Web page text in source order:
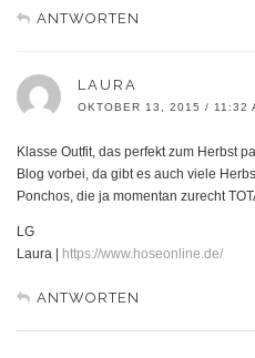
ANTWORTEN
LAURA
OKTOBER 13, 2015 / 11:32
Klasse Outfit, das perfekt zum Herbst
Blog vorbei, da gibt es auch viele
Ponchos, die ja momentan zurecht
LG
Laura | https://www.hoseonline.de/
ANTWORTEN